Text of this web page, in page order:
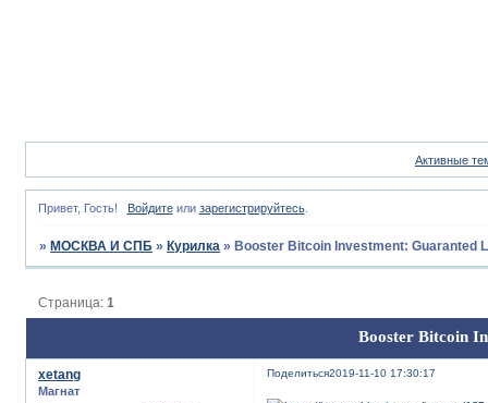
Активные
Привет, Гость! Войдитеили зарегистрируйтесь.
» МОСКВА И СПБ » Курилка » Booster Bitcoin Investment: Guaranted
Booster Bitcoin
Страница:1
Поделиться2019-11-10 17:30:17
xetang
Магнат